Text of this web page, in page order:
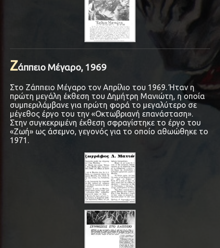
Ζάππειο Μέγαρο, 1969
Στο Ζάππειο Μέγαρο τον Απρίλιο του 1969. Ήταν η
πρώτη μεγάλη έκθεση του Δημήτρη Μανιώτη, η οποία
συμπεριλάμβανε για πρώτη φορά το μεγαλύτερο σε
μέγεθος έργο του την «Οκτωβριανή επανάσταση».
Στην συγκεκριμένη έκθεση σφραγίστηκε το έργο του
«Ζωή» ως άσεμνο, γεγονός για το οποίο αθωώθηκε το
1971.